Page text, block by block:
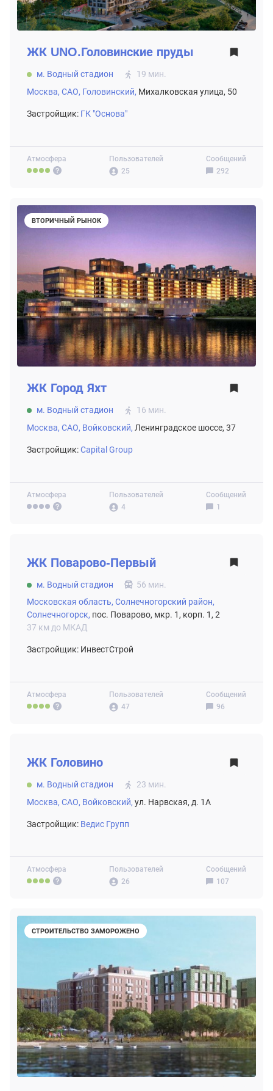
Атмосфера
Пользователей
25
Сообщений
292
ЖК UNO.Головинские пруды
м. Водный стадион
19 мин.
Москва, САО, Головинский, Михалковская улица, 50
Застройщик: ГК "Основа"
ВТОРИЧНЫЙ РЫНОК
Атмосфера
Пользователей
4
Сообщений
1
ЖК Город Яхт
м. Водный стадион
16 мин.
Москва, САО, Войковский, Ленинградское шоссе, 37
Застройщик:Capital Group
Атмосфера
Пользователей
47
Сообщений
96
ЖК Поварово-Первый
м. Водный стадион
56 мин.
Московская область, Солнечногорский район,
Солнечногорск, пос. Поварово, мкр. 1, корп. 1, 2
37 км до МКАД
Застройщик: ИнвестСтрой
Атмосфера
Пользователей
26
Сообщений
107
ЖК Головино
м. Водный стадион
23 мин.
Москва, САО, Войковский, ул. Нарвская, д. 1А
Застройщик: Ведис Групп
СТРОИТЕЛЬСТВО ЗАМОРОЖЕНО